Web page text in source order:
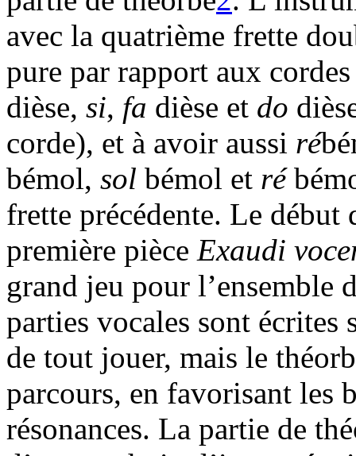
avec la quatrième frette
pure par rapport aux
dièse, si, fa dièse et do
corde), et à avoir aussi ré
bémol, sol bémol et ré
frette précédente. Le début
première pièce Exaudi
grand jeu pour l’ensemble
parties vocales sont
de tout jouer, mais le
parcours, en favorisant les
résonances. La partie de